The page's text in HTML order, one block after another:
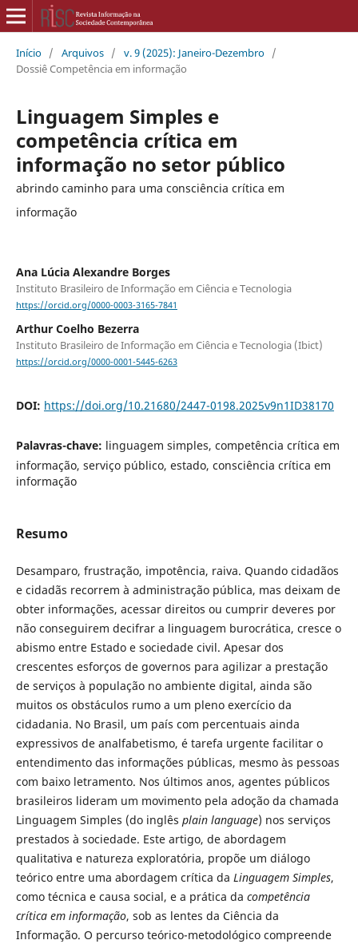
Início / Arquivos / v. 9 (2025): Janeiro-Dezembro /
Dossiê Competência em informação
Linguagem Simples e
competência crítica em
informação no setor público
abrindo caminho para uma consciência crítica em
informação
Ana Lúcia Alexandre Borges
Instituto Brasileiro de Informação em Ciência e Tecnologia
https://orcid.org/0000-0003-3165-7841
Arthur Coelho Bezerra
Instituto Brasileiro de Informação em Ciência e Tecnologia (Ibict)
https://orcid.org/0000-0001-5445-6263
DOI: https://doi.org/10.21680/2447-0198.2025v9n1ID38170
Palavras-chave: linguagem simples, competência crítica em
informação, serviço público, estado, consciência crítica em
informação
Resumo
Desamparo, frustração, impotência, raiva. Quando cidadãos
e cidadãs recorrem à administração pública, mas deixam de
obter informações, acessar direitos ou cumprir deveres por
não conseguirem decifrar a linguagem burocrática, cresce o
abismo entre Estado e sociedade civil. Apesar dos
crescentes esforços de governos para agilizar a prestação
de serviços à população no ambiente digital, ainda são
muitos os obstáculos rumo a um pleno exercício da
cidadania. No Brasil, um país com percentuais ainda
expressivos de analfabetismo, é tarefa urgente facilitar o
entendimento das informações públicas, mesmo às pessoas
com baixo letramento. Nos últimos anos, agentes públicos
brasileiros lideram um movimento pela adoção da chamada
Linguagem Simples (do inglês plain language) nos serviços
prestados à sociedade. Este artigo, de abordagem
qualitativa e natureza exploratória, propõe um diálogo
teórico entre uma abordagem crítica da Linguagem Simples,
como técnica e causa social, e a prática da competência
crítica em informação, sob as lentes da Ciência da
Informação. O percurso teórico-metodológico compreende